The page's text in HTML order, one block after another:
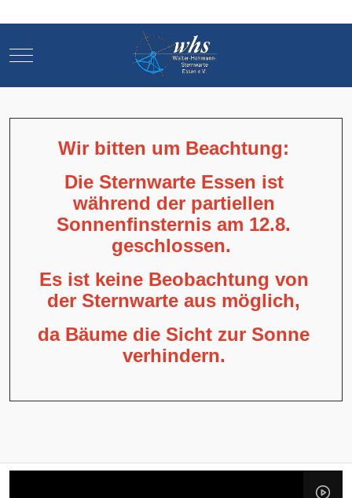
Mobile Menu Toggle
Wir bitten um Beachtung:
Die Sternwarte Essen ist
während der partiellen
Sonnenfinsternis am 12.8.
geschlossen.
Es ist keine Beobachtung von
der Sternwarte aus möglich,
da Bäume die Sicht zur Sonne
verhindern.